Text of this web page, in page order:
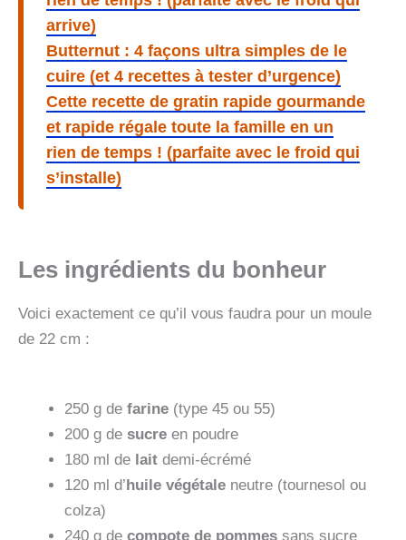
arrive)
Butternut : 4 façons ultra simples de le
cuire (et 4 recettes à tester d’urgence)
Cette recette de gratin rapide gourmande
et rapide régale toute la famille en un
rien de temps ! (parfaite avec le froid qui
s’installe)
Les ingrédients du bonheur
Voici exactement ce qu’il vous faudra pour un moule
de 22 cm :
250 g de farine (type 45 ou 55)
200 g de sucre en poudre
180 ml de lait demi-écrémé
120 ml d’ huile végétale neutre (tournesol ou
colza)
240 g de compote de pommes sans sucre